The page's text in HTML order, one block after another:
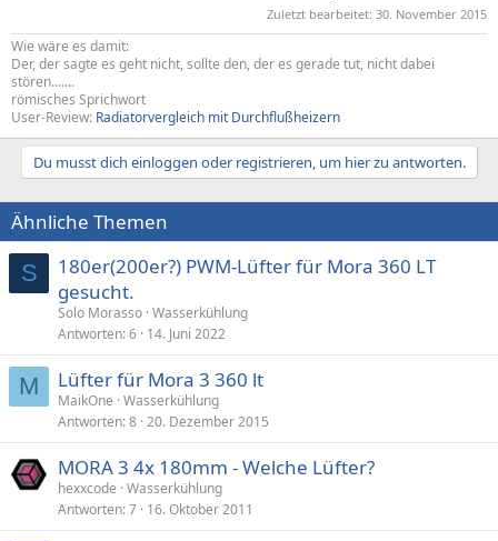
Zuletzt bearbeitet: 30. November 2015
Wie wäre es damit:
Der, der sagte es geht nicht, sollte den, der es gerade tut, nicht dabei
stören.......
römisches Sprichwort
User-Review: Radiatorvergleich mit Durchflußheizern
Du musst dich einloggen oder registrieren, um hier zu antworten.
Ähnliche Themen
S
180er(200er?) PWM-Lüfter für Mora 360 LT
gesucht.
Solo Morasso Wasserkühlung
Antworten 6 14. Juni 2022
M Lüfter für Mora 3 360 lt
MaikOne Wasserkühlung
Antworten 8 20. Dezember 2015
MORA 3 4x 180mm - Welche Lüfter?
hexxcode Wasserkühlung
Antworten 7 16. Oktober 2011